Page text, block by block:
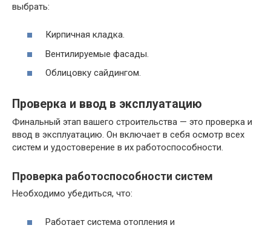
выбрать:
Кирпичная кладка.
Вентилируемые фасады.
Облицовку сайдингом.
Проверка и ввод в эксплуатацию
Финальный этап вашего строительства — это проверка и
ввод в эксплуатацию. Он включает в себя осмотр всех
систем и удостоверение в их работоспособности.
Проверка работоспособности систем
Необходимо убедиться, что:
Работает система отопления и